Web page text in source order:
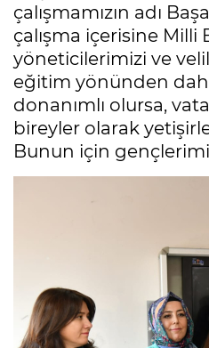
çalışmamızın adı
çalışma içerisine
yöneticilerimizi ve
eğitim yönünden
donanımlı olursa,
bireyler olarak
Bunun için